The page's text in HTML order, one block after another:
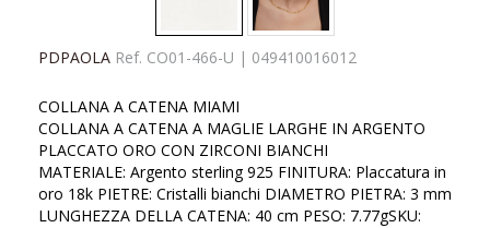
PDPAOLA Ref. CO01-466-U | 049410016012
COLLANA A CATENA MIAMI
COLLANA A CATENA A MAGLIE LARGHE IN ARGENTO
PLACCATO ORO CON ZIRCONI BIANCHI
MATERIALE: Argento sterling 925 FINITURA: Placcatura in
oro 18k PIETRE: Cristalli bianchi DIAMETRO PIETRA: 3 mm
LUNGHEZZA DELLA CATENA: 40 cm PESO: 7.77gSKU: